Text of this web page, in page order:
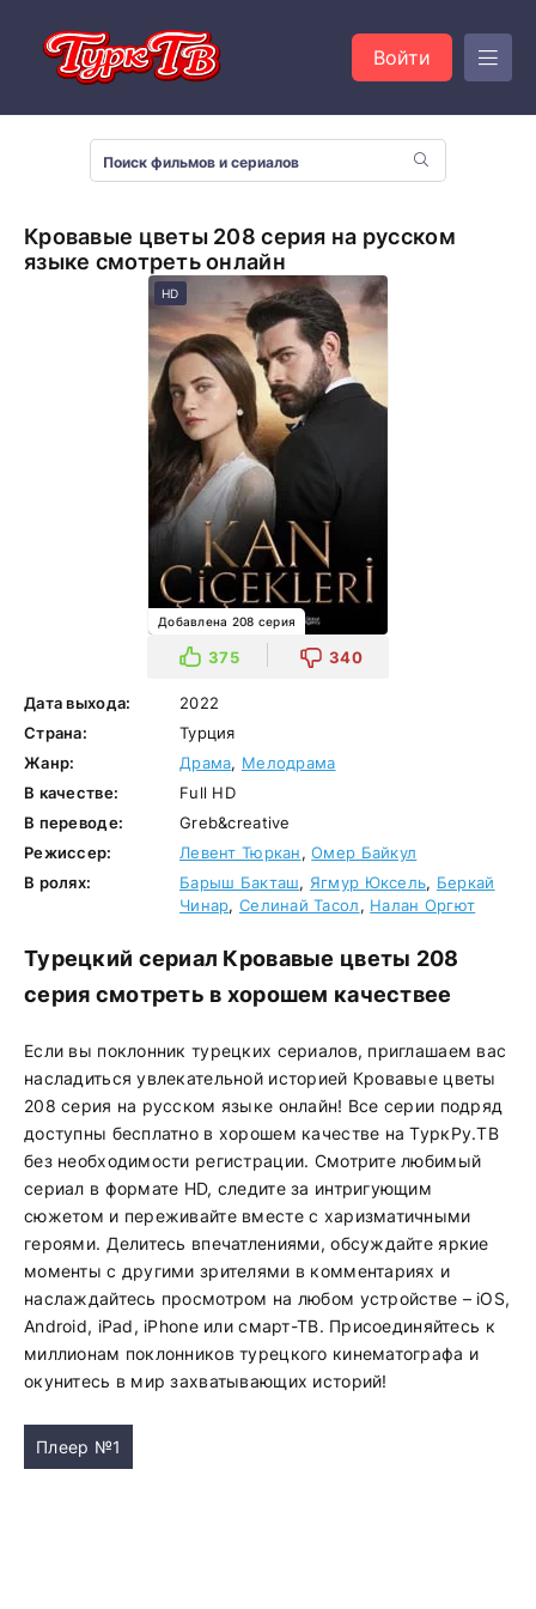
Войти
Кровавые цветы 208 серия на русском
языке смотреть онлайн
HD
Добавлена 208 серия
375 340
Дата выхода:
2022
Страна:
Турция
Жанр:
Драма, Мелодрама
В качестве:
Full HD
В переводе:
Greb&creative
Режиссер:
Левент Тюркан,Омер Байкул
В ролях:
Барыш Бакташ, Ягмур Юксель, Беркай
Чинар, Селинай Тасол, Налан Оргют
Турецкий сериал Кровавые цветы 208
серия смотреть в хорошем качествее
Если вы поклонник турецких сериалов, приглашаем вас
насладиться увлекательной историей Кровавые цветы
208 серия на русском языке онлайн! Все серии подряд
доступны бесплатно в хорошем качестве на ТуркРу.ТВ
без необходимости регистрации. Смотрите любимый
сериал в формате HD, следите за интригующим
сюжетом и переживайте вместе с харизматичными
героями. Делитесь впечатлениями, обсуждайте яркие
моменты с другими зрителями в комментариях и
наслаждайтесь просмотром на любом устройстве – iOS,
Android, iPad, iPhone или смарт-ТВ. Присоединяйтесь к
миллионам поклонников турецкого кинематографа и
окунитесь в мир захватывающих историй!
Плеер №1